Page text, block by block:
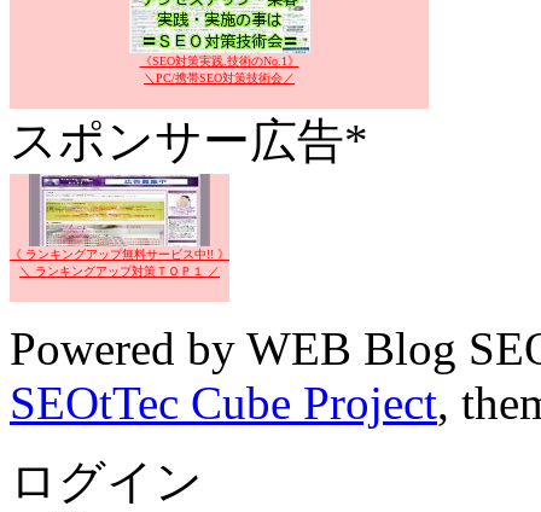
《SEO対策実践.技術のNo.1》
＼PC/携帯SEO対策技術会／
スポンサー広告*
《 ランキングアップ無料サービス中!! 》
＼ ランキングアップ対策ＴＯＰ１ ／
Powered by WEB Blog
SEOtTec Cube Project,
ログイン